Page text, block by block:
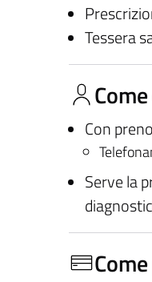
Tessera
Con
Serve la